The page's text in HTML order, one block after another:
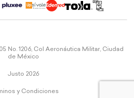
No. 1206, Col Aeronáutica Militar, Ciudad
de México
Justo 2026
y Condiciones